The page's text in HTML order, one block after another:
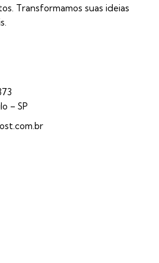
Transformamos suas ideias
– SP